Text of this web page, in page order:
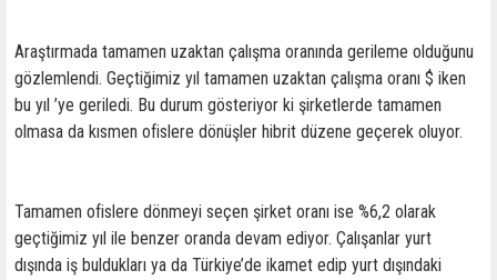
Araştırmada tamamen uzaktan çalışma oranında gerileme olduğunu
gözlemlendi. Geçtiğimiz yıl tamamen uzaktan çalışma oranı $ iken
bu yıl ’ye geriledi. Bu durum gösteriyor ki şirketlerde tamamen
olmasa da kısmen ofislere dönüşler hibrit düzene geçerek oluyor.
Tamamen ofislere dönmeyi seçen şirket oranı ise %6,2 olarak
geçtiğimiz yıl ile benzer oranda devam ediyor. Çalışanlar yurt
dışında iş buldukları ya da Türkiye’de ikamet edip yurt dışındaki